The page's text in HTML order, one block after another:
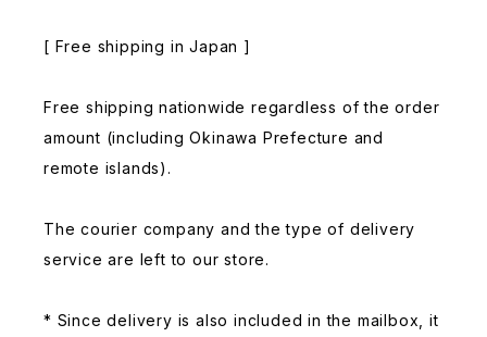
[ Free shipping in Japan ]
Free shipping nationwide regardless of the order
amount (including Okinawa Prefecture and
remote islands).
The courier company and the type of delivery
service are left to our store.
* Since delivery is also included in the mailbox, it